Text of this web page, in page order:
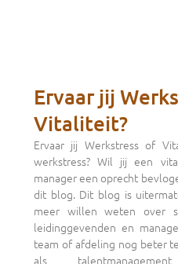
Ervaar jij
Vitaliteit?
Ervaar jij Werkstress of
werkstress? Wil jij een
manager een oprecht
dit blog. Dit blog is
meer willen weten over
leidinggevenden en
team of afdeling nog beter
als